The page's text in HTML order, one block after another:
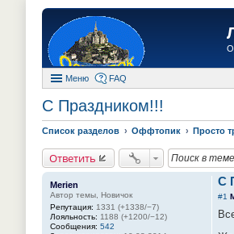
Меню FAQ
С Праздником!!!
Список разделов Оффтопик Просто
Ответить
Merien
Автор темы, Новичок
Репутация: 1331 (+1338/−7)
Лояльность: 1188 (+1200/−12)
Сообщения: 542
С
#1